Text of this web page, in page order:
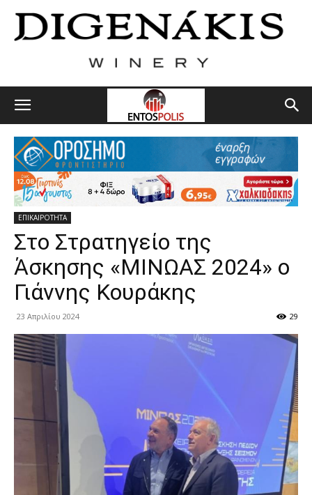
ΕΠΙΚΑΙΡΟΤΗΤΑ
Στο Στρατηγείο της
Άσκησης «ΜΙΝΩΑΣ 2024» ο
Γιάννης Κουράκης
23 Απριλίου 2024 29